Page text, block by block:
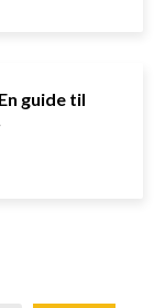
guide til